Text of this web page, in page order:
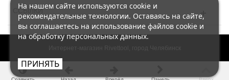
ССЫЛКИ
На нашем сайте используются cookie и
рекомендательные технологии. Оставаясь на сайте,
вы соглашаетесь на использование файлов cookie и
на обработку персональных данных.
ПРИНЯТЬ
Интернет-магазин Rivettool, город Челябинск